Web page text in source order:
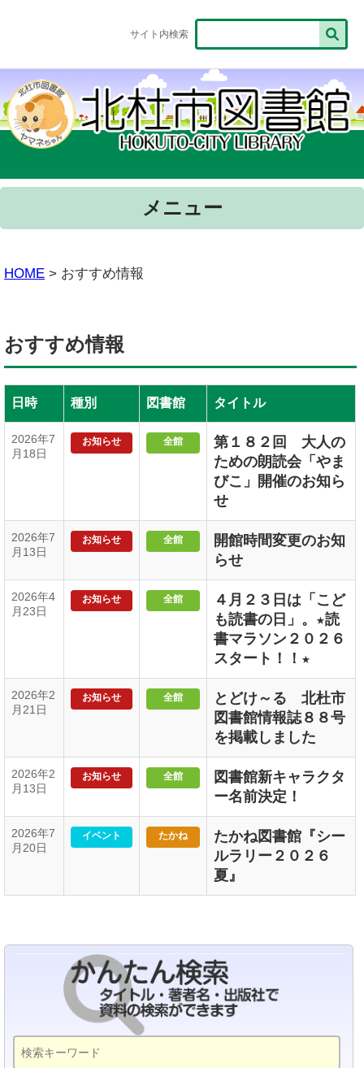
サイト内検索
メニュー
HOME > おすすめ情報
おすすめ情報
日時 種別 図書館 タイトル
2026年7
月18日
お知らせ 全館
第１８２回 大人の
ための朗読会「やま
びこ」開催のお知ら
せ
2026年7
月13日
お知らせ 全館
開館時間変更のお知
らせ
2026年4
月23日
お知らせ 全館
４月２３日は「こど
も読書の日」。★読
書マラソン２０２６
スタート！！★
2026年2
月21日
お知らせ 全館
とどけ～る 北杜市
図書館情報誌８８号
を掲載しました
2026年2
月13日
お知らせ 全館
図書館新キャラクタ
ー名前決定！
2026年7
月20日
イベント たかね
たかね図書館『シー
ルラリー２０２６
夏』